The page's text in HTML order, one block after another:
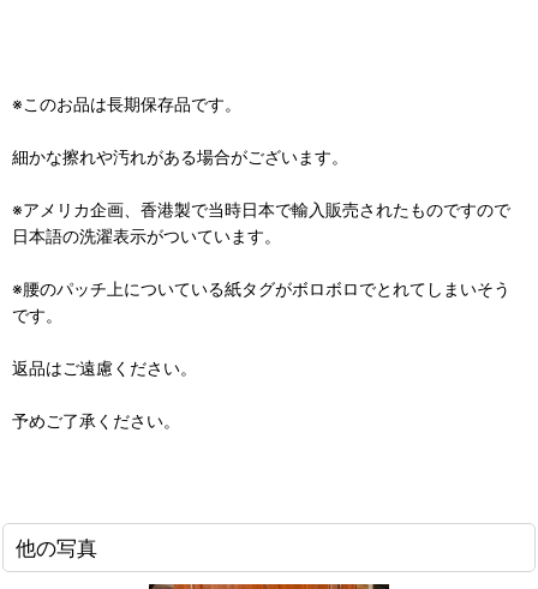
※このお品は長期保存品です。
細かな擦れや汚れがある場合がございます。
※アメリカ企画、香港製で当時日本で輸入販売されたものですので
日本語の洗濯表示がついています。
※腰のパッチ上についている紙タグがボロボロでとれてしまいそう
です。
返品はご遠慮ください。
予めご了承ください。
他の写真